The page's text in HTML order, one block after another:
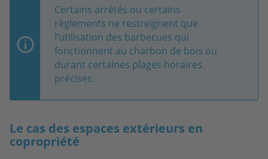
Certains arrêtés ou certains
règlements ne restreignent que
l’utilisation des barbecues qui
fonctionnent au charbon de bois ou
durant certaines plages horaires
précises.
Le cas des espaces extérieurs en
copropriété